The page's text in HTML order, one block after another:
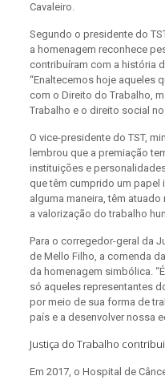
Cavaleiro.
Segundo o presidente do
a homenagem reconhece
contribuíram com a história
“Enaltecemos hoje aqueles
com o Direito do Trabalho,
Trabalho e o direito social no
O vice-presidente do TST,
lembrou que a premiação
instituições e
que têm cumprido um papel
alguma maneira, têm
a valorização do trabalho
Para o corregedor-geral da
de Mello Filho, a comenda
da homenagem simbólica.
só aqueles representantes
por meio de sua forma de
país e a desenvolver nossa
Justiça do Trabalho
Em 2017, o Hospital de